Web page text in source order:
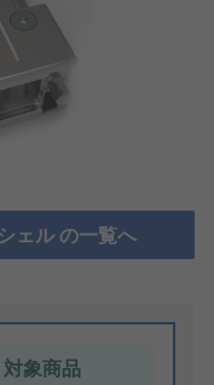
ェル の一覧へ
象商品